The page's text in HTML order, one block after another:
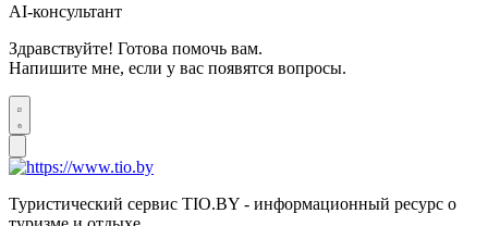
AI-консультант
Здравствуйте! Готова помочь вам.
Напишите мне, если у вас появятся вопросы.
Туристический сервис TIO.BY - информационный ресурс о